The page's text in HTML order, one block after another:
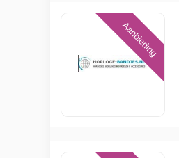
Aanbieding